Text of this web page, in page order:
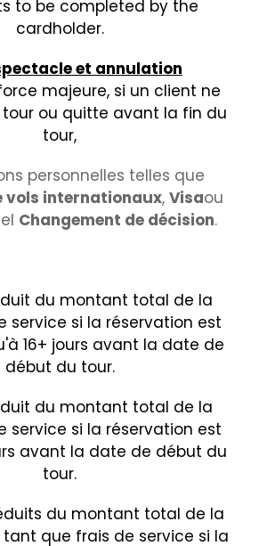
to be completed by the
cardholder.
et annulation
majeure, si un client ne
ou quitte avant la fin du
tour,
personnelles telles que
vols internationaux, Visaou
Changement de décision.
du montant total de la
service si la réservation est
16+ jours avant la date de
début du tour.
du montant total de la
service si la réservation est
avant la date de début du
tour.
du montant total de la
que frais de service si la